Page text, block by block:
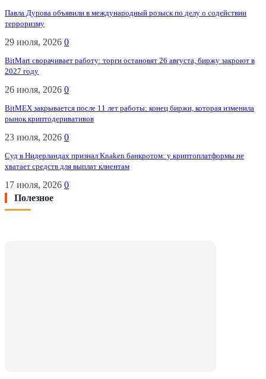
Павла Дурова объявили в международный розыск по делу о содействии
терроризму
29 июля, 2026 0
BitMart сворачивает работу: торги остановят 26 августа, биржу закроют в
2027 году
26 июля, 2026 0
BitMEX закрывается после 11 лет работы: конец биржи, которая изменила
рынок криптодеривативов
23 июля, 2026 0
Суд в Нидерландах признал Knaken банкротом: у криптоплатформы не
хватает средств для выплат клиентам
17 июля, 2026 0
Полезное